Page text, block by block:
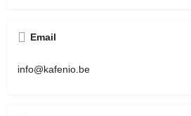
Email
info@kafenio.be